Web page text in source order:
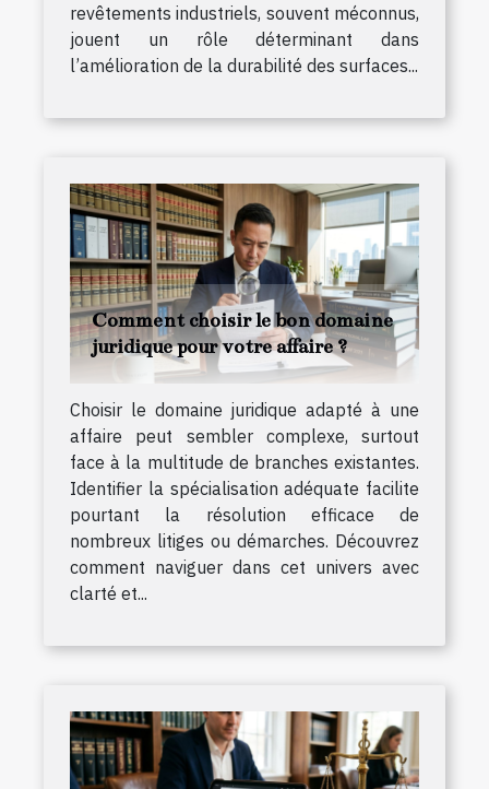
revêtements industriels, souvent méconnus,
jouent un rôle déterminant dans
l’amélioration de la durabilité des surfaces...
Comment choisir le bon domaine
juridique pour votre affaire ?
Choisir le domaine juridique adapté à une
affaire peut sembler complexe, surtout
face à la multitude de branches existantes.
Identifier la spécialisation adéquate facilite
pourtant la résolution efficace de
nombreux litiges ou démarches. Découvrez
comment naviguer dans cet univers avec
clarté et...